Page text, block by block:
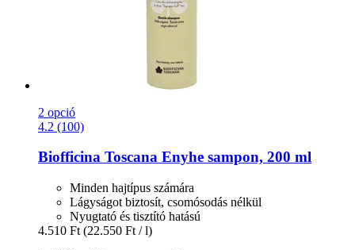
2 opció
4.2 (100)
Biofficina Toscana Enyhe sampon, 200 ml
Minden hajtípus számára
Lágyságot biztosít, csomósodás nélkül
Nyugtató és tisztító hatású
4.510 Ft (22.550 Ft / l)